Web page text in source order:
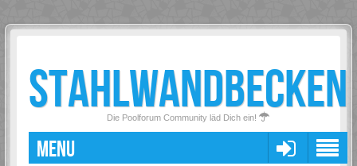
STAHLWANDBECKEN
Die Poolforum Community läd Dich ein!
MENU